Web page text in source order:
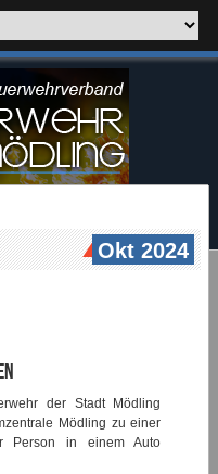
Okt 2024
der Stadt Mödling
Mödling zu einer
Person in einem Auto